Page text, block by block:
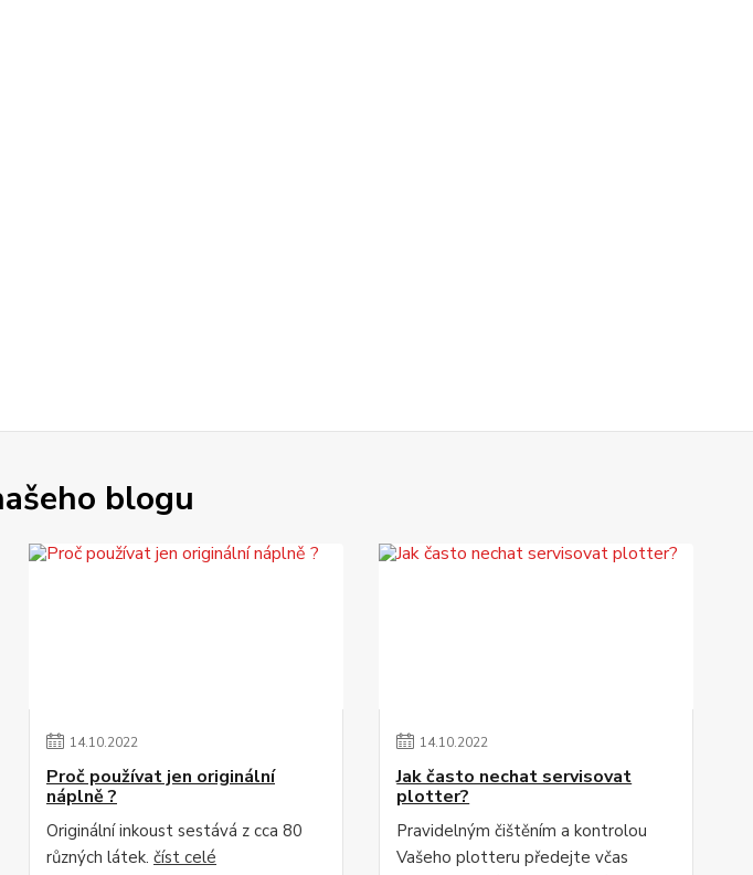
blogu
14.10.2022
Proč používat jen originální
náplně ?
Originální inkoust sestává z cca 80
různých látek. číst celé
14.10.2022
Jak často nechat servisovat
plotter?
Pravidelným čištěním a kontrolou
Vašeho plotteru předejte včas